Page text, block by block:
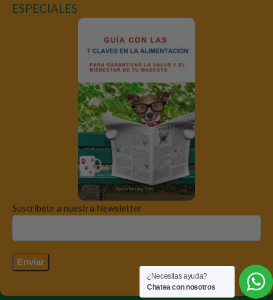
ESPECIALES
Suscríbete a nuestra Newsletter
¿Necesitas ayuda?
Chatea con nosotros